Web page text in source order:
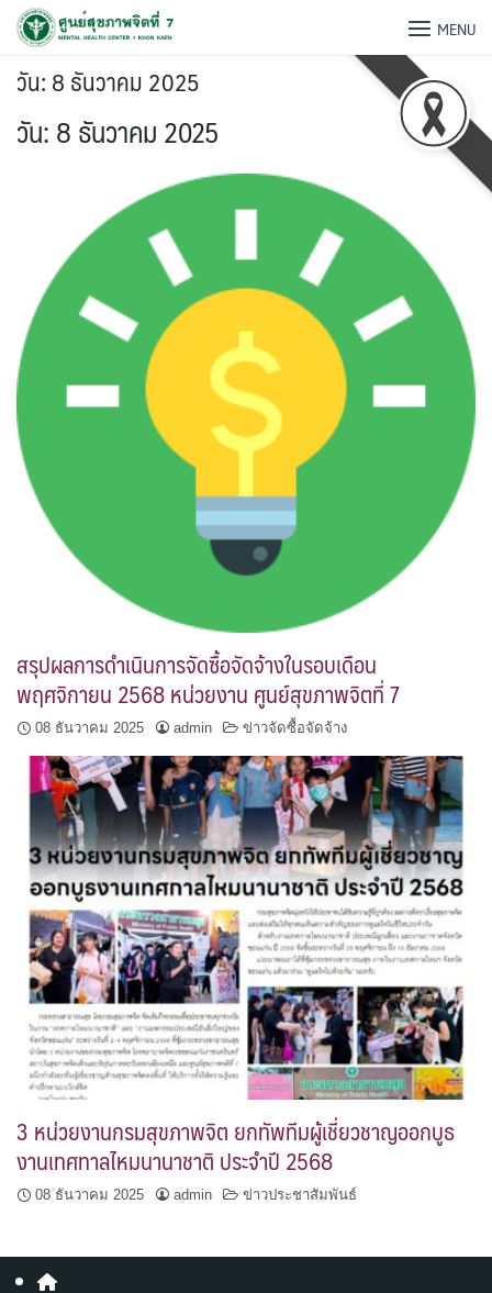
MENU
วัน:8 ธันวาคม 2025
วัน:8 ธันวาคม 2025
สรุปผลการดำเนินการจัดซื้อจัดจ้างในรอบเดือน
พฤศจิกายน 2568 หน่วยงาน ศูนย์สุขภาพจิตที่ 7
08 ธันวาคม 2025 admin ข่าวจัดซื้อจัดจ้าง
3 หน่วยงานกรมสุขภาพจิต ยกทัพทีมผู้เชี่ยวชาญออกบูธ
งานเทศทาลไหมนานาชาติ ประจำปี 2568
08 ธันวาคม 2025 admin ข่าวประชาสัมพันธ์